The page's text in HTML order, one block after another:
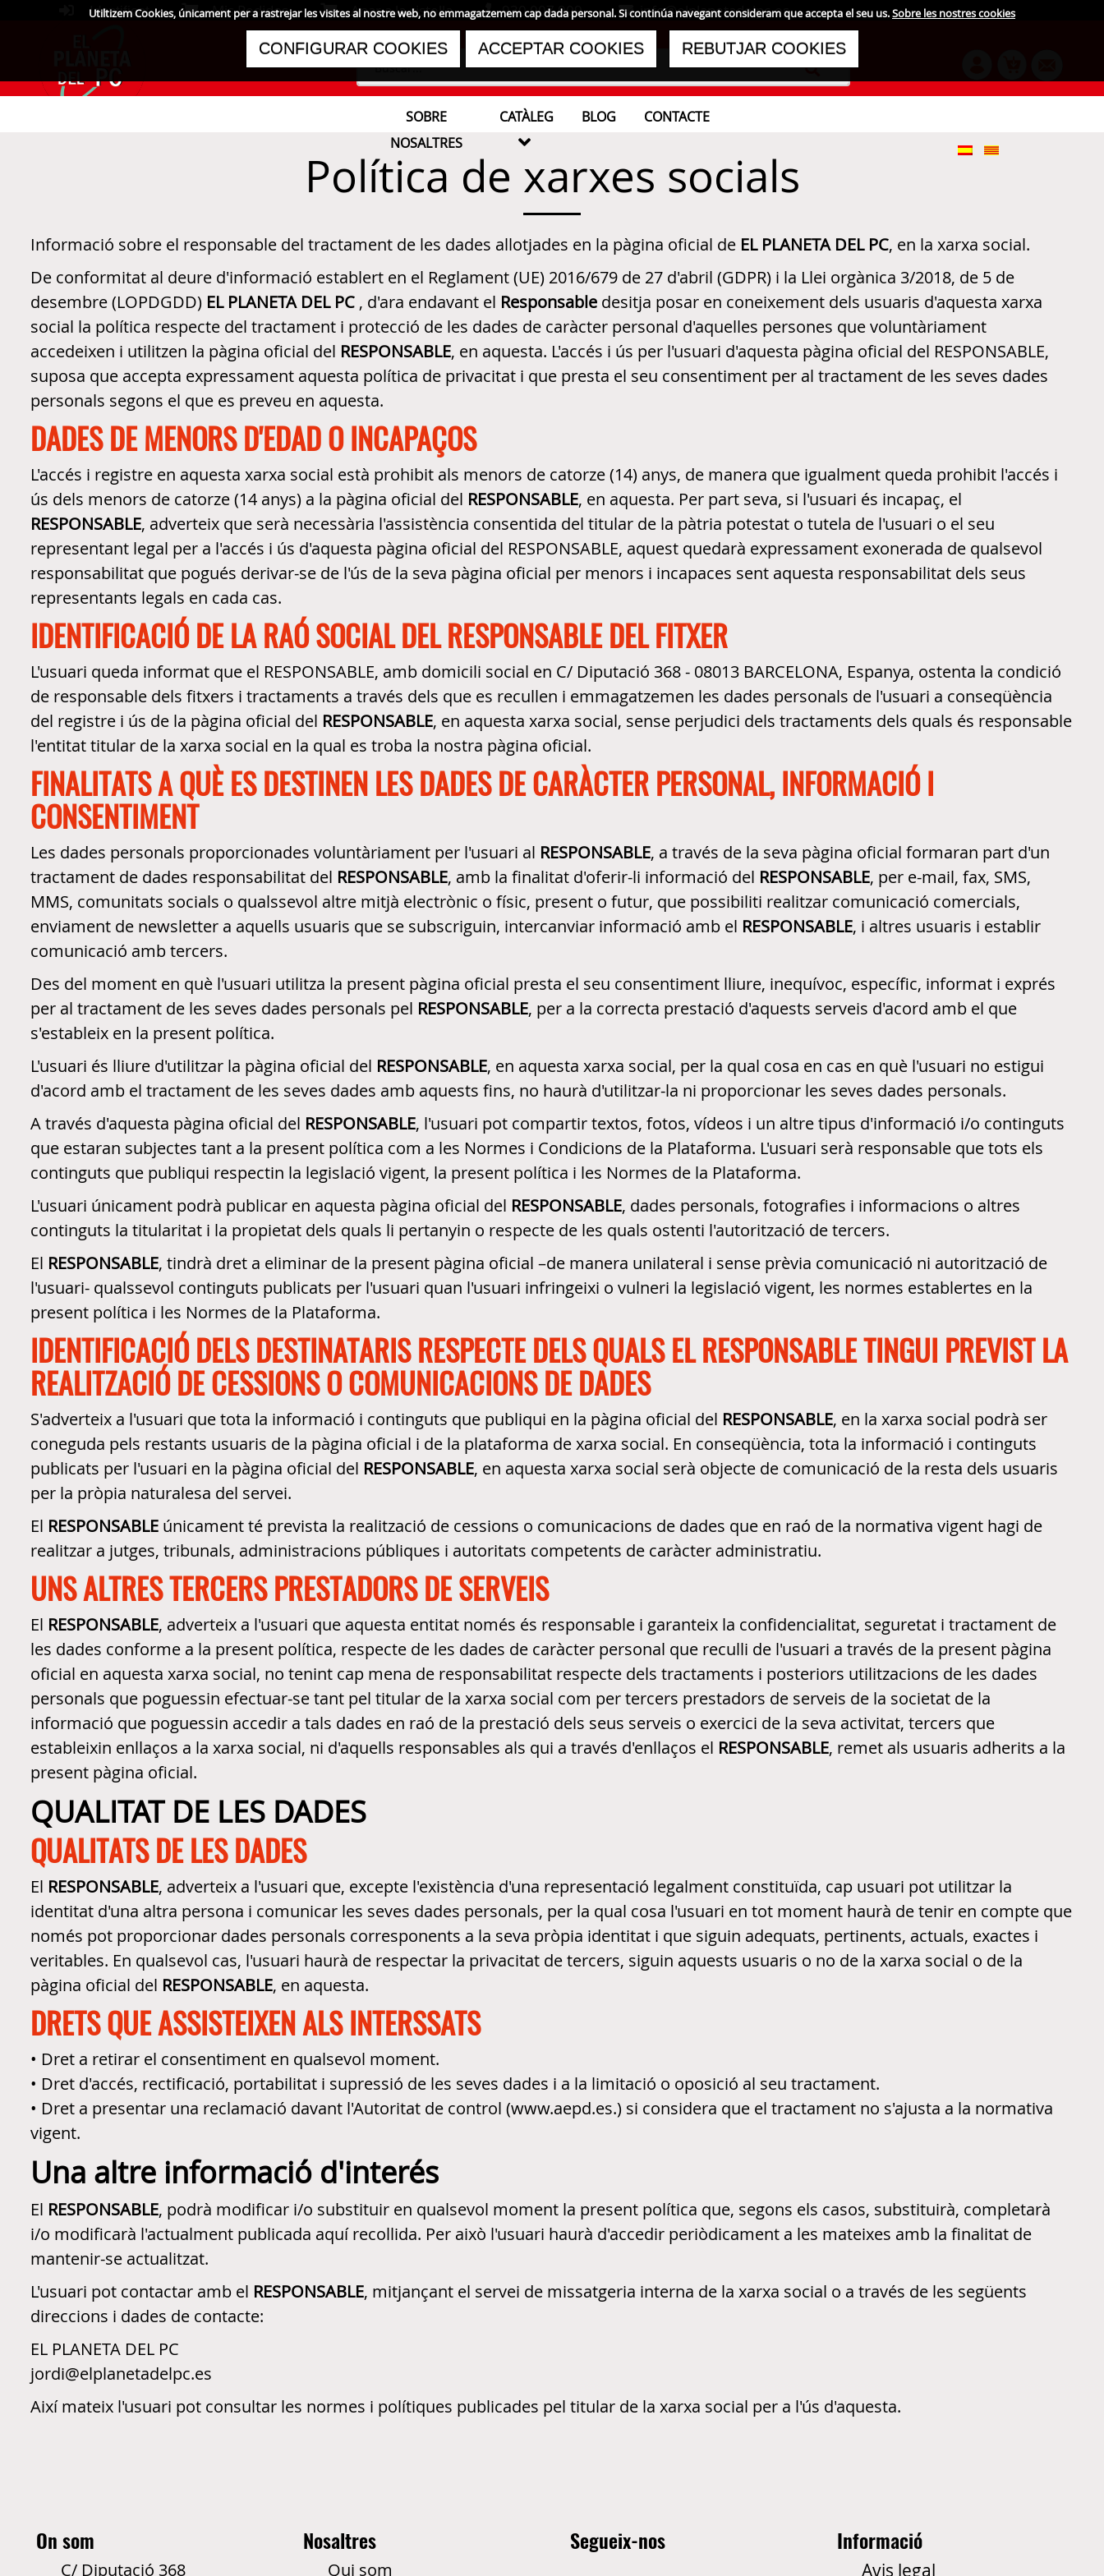
Utiltizem Cookies, únicament per a rastrejar les visites al nostre web, no emmagatzemem cap dada personal. Si continúa navegant consideram que accepta el seu us.Sobre les nostres cookies
CONFIGURAR COOKIES ACCEPTAR COOKIES REBUTJAR COOKIES
Identificat Mis Pedidos Anar a la cistella 930 007 909 info@elplanetadelpc.es
SOBRE
NOSALTRES
CATÀLEG

BLOG CONTACTE
Política de xarxes socials
Informació sobre el responsable del tractament de les dades allotjades en la pàgina oficial de EL PLANETA DEL PC, en la xarxa social.
De conformitat al deure d'informació establert en el Reglament (UE) 2016/679 de 27 d'abril (GDPR) i la Llei orgànica 3/2018, de 5 de
desembre (LOPDGDD) EL PLANETA DEL PC , d'ara endavant el Responsable desitja posar en coneixement dels usuaris d'aquesta xarxa
social la política respecte del tractament i protecció de les dades de caràcter personal d'aquelles persones que voluntàriament
accedeixen i utilitzen la pàgina oficial del RESPONSABLE, en aquesta. L'accés i ús per l'usuari d'aquesta pàgina oficial del RESPONSABLE,
suposa que accepta expressament aquesta política de privacitat i que presta el seu consentiment per al tractament de les seves dades
personals segons el que es preveu en aquesta.
DADES DE MENORS D'EDAD O INCAPAÇOS
L'accés i registre en aquesta xarxa social està prohibit als menors de catorze (14) anys, de manera que igualment queda prohibit l'accés i
ús dels menors de catorze (14 anys) a la pàgina oficial del RESPONSABLE, en aquesta. Per part seva, si l'usuari és incapaç, el
RESPONSABLE, adverteix que serà necessària l'assistència consentida del titular de la pàtria potestat o tutela de l'usuari o el seu
representant legal per a l'accés i ús d'aquesta pàgina oficial del RESPONSABLE, aquest quedarà expressament exonerada de qualsevol
responsabilitat que pogués derivar-se de l'ús de la seva pàgina oficial per menors i incapaces sent aquesta responsabilitat dels seus
representants legals en cada cas.
IDENTIFICACIÓ DE LA RAÓ SOCIAL DEL RESPONSABLE DEL FITXER
L'usuari queda informat que el RESPONSABLE, amb domicili social en C/ Diputació 368 - 08013 BARCELONA, Espanya, ostenta la condició
de responsable dels fitxers i tractaments a través dels que es recullen i emmagatzemen les dades personals de l'usuari a conseqüència
del registre i ús de la pàgina oficial del RESPONSABLE, en aquesta xarxa social, sense perjudici dels tractaments dels quals és responsable
l'entitat titular de la xarxa social en la qual es troba la nostra pàgina oficial.
FINALITATS A QUÈ ES DESTINEN LES DADES DE CARÀCTER PERSONAL, INFORMACIÓ I
CONSENTIMENT
Les dades personals proporcionades voluntàriament per l'usuari al RESPONSABLE, a través de la seva pàgina oficial formaran part d'un
tractament de dades responsabilitat del RESPONSABLE, amb la finalitat d'oferir-li informació del RESPONSABLE, per e-mail, fax, SMS,
MMS, comunitats socials o qualssevol altre mitjà electrònic o físic, present o futur, que possibiliti realitzar comunicació comercials,
enviament de newsletter a aquells usuaris que se subscriguin, intercanviar informació amb el RESPONSABLE, i altres usuaris i establir
comunicació amb tercers.
Des del moment en què l'usuari utilitza la present pàgina oficial presta el seu consentiment lliure, inequívoc, específic, informat i exprés
per al tractament de les seves dades personals pel RESPONSABLE, per a la correcta prestació d'aquests serveis d'acord amb el que
s'estableix en la present política.
L'usuari és lliure d'utilitzar la pàgina oficial del RESPONSABLE, en aquesta xarxa social, per la qual cosa en cas en què l'usuari no estigui
d'acord amb el tractament de les seves dades amb aquests fins, no haurà d'utilitzar-la ni proporcionar les seves dades personals.
A través d'aquesta pàgina oficial del RESPONSABLE, l'usuari pot compartir textos, fotos, vídeos i un altre tipus d'informació i/o continguts
que estaran subjectes tant a la present política com a les Normes i Condicions de la Plataforma. L'usuari serà responsable que tots els
continguts que publiqui respectin la legislació vigent, la present política i les Normes de la Plataforma.
L'usuari únicament podrà publicar en aquesta pàgina oficial del RESPONSABLE, dades personals, fotografies i informacions o altres
continguts la titularitat i la propietat dels quals li pertanyin o respecte de les quals ostenti l'autorització de tercers.
El RESPONSABLE, tindrà dret a eliminar de la present pàgina oficial –de manera unilateral i sense prèvia comunicació ni autorització de
l'usuari- qualssevol continguts publicats per l'usuari quan l'usuari infringeixi o vulneri la legislació vigent, les normes establertes en la
present política i les Normes de la Plataforma.
IDENTIFICACIÓ DELS DESTINATARIS RESPECTE DELS QUALS EL RESPONSABLE TINGUI PREVIST LA
REALITZACIÓ DE CESSIONS O COMUNICACIONS DE DADES
S'adverteix a l'usuari que tota la informació i continguts que publiqui en la pàgina oficial del RESPONSABLE, en la xarxa social podrà ser
coneguda pels restants usuaris de la pàgina oficial i de la plataforma de xarxa social. En conseqüència, tota la informació i continguts
publicats per l'usuari en la pàgina oficial del RESPONSABLE, en aquesta xarxa social serà objecte de comunicació de la resta dels usuaris
per la pròpia naturalesa del servei.
El RESPONSABLE únicament té prevista la realització de cessions o comunicacions de dades que en raó de la normativa vigent hagi de
realitzar a jutges, tribunals, administracions públiques i autoritats competents de caràcter administratiu.
UNS ALTRES TERCERS PRESTADORS DE SERVEIS
El RESPONSABLE, adverteix a l'usuari que aquesta entitat només és responsable i garanteix la confidencialitat, seguretat i tractament de
les dades conforme a la present política, respecte de les dades de caràcter personal que reculli de l'usuari a través de la present pàgina
oficial en aquesta xarxa social, no tenint cap mena de responsabilitat respecte dels tractaments i posteriors utilitzacions de les dades
personals que poguessin efectuar-se tant pel titular de la xarxa social com per tercers prestadors de serveis de la societat de la
informació que poguessin accedir a tals dades en raó de la prestació dels seus serveis o exercici de la seva activitat, tercers que
estableixin enllaços a la xarxa social, ni d'aquells responsables als qui a través d'enllaços el RESPONSABLE, remet als usuaris adherits a la
present pàgina oficial.
QUALITAT DE LES DADES
QUALITATS DE LES DADES
El RESPONSABLE, adverteix a l'usuari que, excepte l'existència d'una representació legalment constituïda, cap usuari pot utilitzar la
identitat d'una altra persona i comunicar les seves dades personals, per la qual cosa l'usuari en tot moment haurà de tenir en compte que
només pot proporcionar dades personals corresponents a la seva pròpia identitat i que siguin adequats, pertinents, actuals, exactes i
veritables. En qualsevol cas, l'usuari haurà de respectar la privacitat de tercers, siguin aquests usuaris o no de la xarxa social o de la
pàgina oficial del RESPONSABLE, en aquesta.
DRETS QUE ASSISTEIXEN ALS INTERSSATS
• Dret a retirar el consentiment en qualsevol moment.
• Dret d'accés, rectificació, portabilitat i supressió de les seves dades i a la limitació o oposició al seu tractament.
• Dret a presentar una reclamació davant l'Autoritat de control (www.aepd.es.) si considera que el tractament no s'ajusta a la normativa
vigent.
Una altre informació d'interés
El RESPONSABLE, podrà modificar i/o substituir en qualsevol moment la present política que, segons els casos, substituirà, completarà
i/o modificarà l'actualment publicada aquí recollida. Per això l'usuari haurà d'accedir periòdicament a les mateixes amb la finalitat de
mantenir-se actualitzat.
L'usuari pot contactar amb el RESPONSABLE, mitjançant el servei de missatgeria interna de la xarxa social o a través de les següents
direccions i dades de contacte:
EL PLANETA DEL PC
jordi@elplanetadelpc.es
Així mateix l'usuari pot consultar les normes i polítiques publicades pel titular de la xarxa social per a l'ús d'aquesta.
On som
C/ Diputació 368
Nosaltres
Qui som
Segueix-nos Informació
Avis legal